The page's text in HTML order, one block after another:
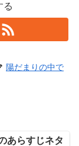
る
陽だまりの中で
あらすじネタ